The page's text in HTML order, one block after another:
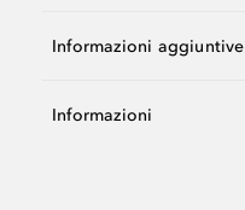
Informazioni aggiuntive
Informazioni